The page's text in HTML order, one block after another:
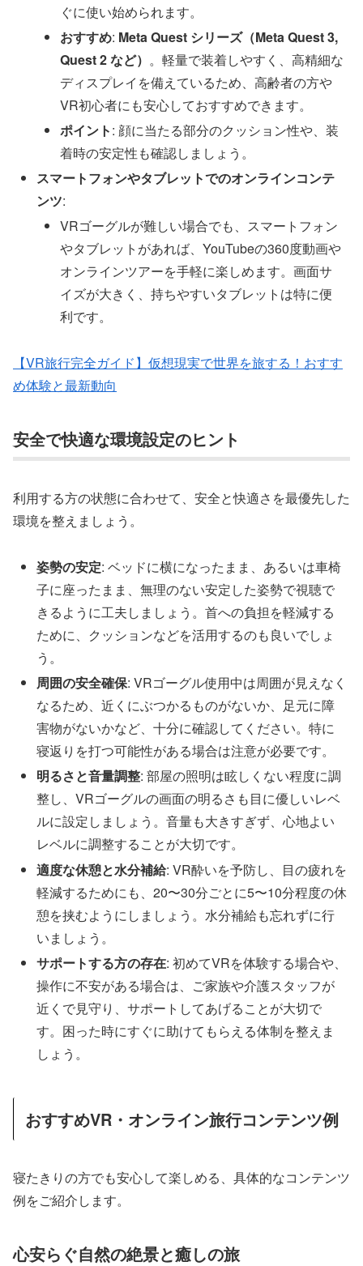
ぐに使い始められます。
おすすめ: Meta Quest シリーズ（Meta Quest 3,
Quest 2 など） 。軽量で装着しやすく、高精細な
ディスプレイを備えているため、高齢者の方や
VR初心者にも安心しておすすめできます。
ポイント: 顔に当たる部分のクッション性や、装
着時の安定性も確認しましょう。
スマートフォンやタブレットでのオンラインコンテ
ンツ:
VRゴーグルが難しい場合でも、スマートフォン
やタブレットがあれば、YouTubeの360度動画や
オンラインツアーを手軽に楽しめます。画面サ
イズが大きく、持ちやすいタブレットは特に便
利です。
【VR旅行完全ガイド】仮想現実で世界を旅する！おすす
め体験と最新動向
安全で快適な環境設定のヒント
利用する方の状態に合わせて、安全と快適さを最優先した
環境を整えましょう。
姿勢の安定: ベッドに横になったまま、あるいは車椅
子に座ったまま、無理のない安定した姿勢で視聴で
きるように工夫しましょう。首への負担を軽減する
ために、クッションなどを活用するのも良いでしょ
う。
周囲の安全確保: VRゴーグル使用中は周囲が見えなく
なるため、近くにぶつかるものがないか、足元に障
害物がないかなど、十分に確認してください。特に
寝返りを打つ可能性がある場合は注意が必要です。
明るさと音量調整: 部屋の照明は眩しくない程度に調
整し、VRゴーグルの画面の明るさも目に優しいレベ
ルに設定しましょう。音量も大きすぎず、心地よい
レベルに調整することが大切です。
適度な休憩と水分補給: VR酔いを予防し、目の疲れを
軽減するためにも、20〜30分ごとに5〜10分程度の休
憩を挟むようにしましょう。水分補給も忘れずに行
いましょう。
サポートする方の存在: 初めてVRを体験する場合や、
操作に不安がある場合は、ご家族や介護スタッフが
近くで見守り、サポートしてあげることが大切で
す。困った時にすぐに助けてもらえる体制を整えま
しょう。
おすすめVR・オンライン旅行コンテンツ例
寝たきりの方でも安心して楽しめる、具体的なコンテンツ
例をご紹介します。
心安らぐ自然の絶景と癒しの旅